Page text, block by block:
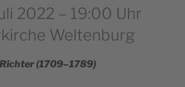
2022 – 19:00 Uhr
Weltenburg
(1709–1789)